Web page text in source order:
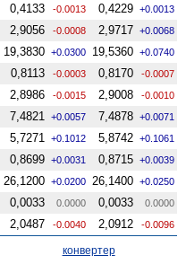
0,4133 -0.0013 0,4229 +0.0013
2,9056 -0.0008 2,9717 +0.0068
19,3830 +0.0300 19,5360 +0.0740
0,8113 -0.0003 0,8170 -0.0007
2,8986 -0.0015 2,9008 -0.0010
7,4821 +0.0057 7,4878 +0.0071
5,7271 +0.1012 5,8742 +0.1061
0,8699 +0.0031 0,8715 +0.0039
26,1200 +0.0200 26,1400 +0.0250
0,0033 0.0000 0,0033 0.0000
2,0487 -0.0040 2,0912 -0.0096
конвертер